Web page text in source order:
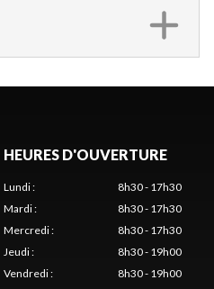
HEURES D'OUVERTURE
Lundi:
8h30 - 17h30
Mardi:
8h30 - 17h30
Mercredi:
8h30 - 17h30
Jeudi:
8h30 - 19h00
Vendredi:
8h30 - 19h00